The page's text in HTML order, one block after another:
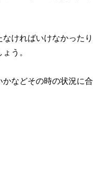
ければいけなかった
う。
などその時の状況に